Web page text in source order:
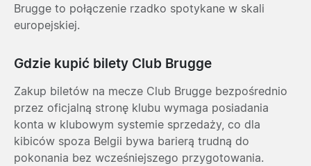
Brugge to połączenie rzadko spotykane w skali
europejskiej.
Gdzie kupić bilety Club Brugge
Zakup biletów na mecze Club Brugge bezpośrednio
przez oficjalną stronę klubu wymaga posiadania
konta w klubowym systemie sprzedaży, co dla
kibiców spoza Belgii bywa barierą trudną do
pokonania bez wcześniejszego przygotowania.